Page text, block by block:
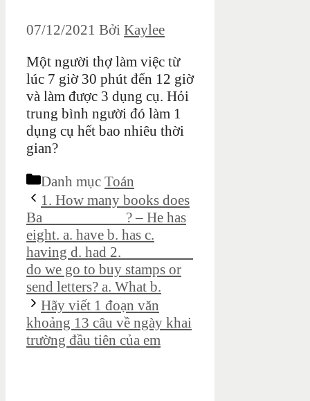
07/12/2021 Bởi Kaylee
Một người thợ làm việc từ
lúc 7 giờ 30 phút đến 12 giờ
và làm được 3 dụng cụ. Hỏi
trung bình người đó làm 1
dụng cụ hết bao nhiêu thời
gian?
Danh mục Toán
1. How many books does
Ba___________? – He has
eight. a. have b. has c.
having d. had 2. _________
do we go to buy stamps or
send letters? a. What b.
Hãy viết 1 đoạn văn
khoảng 13 câu về ngày khai
trường đầu tiên của em